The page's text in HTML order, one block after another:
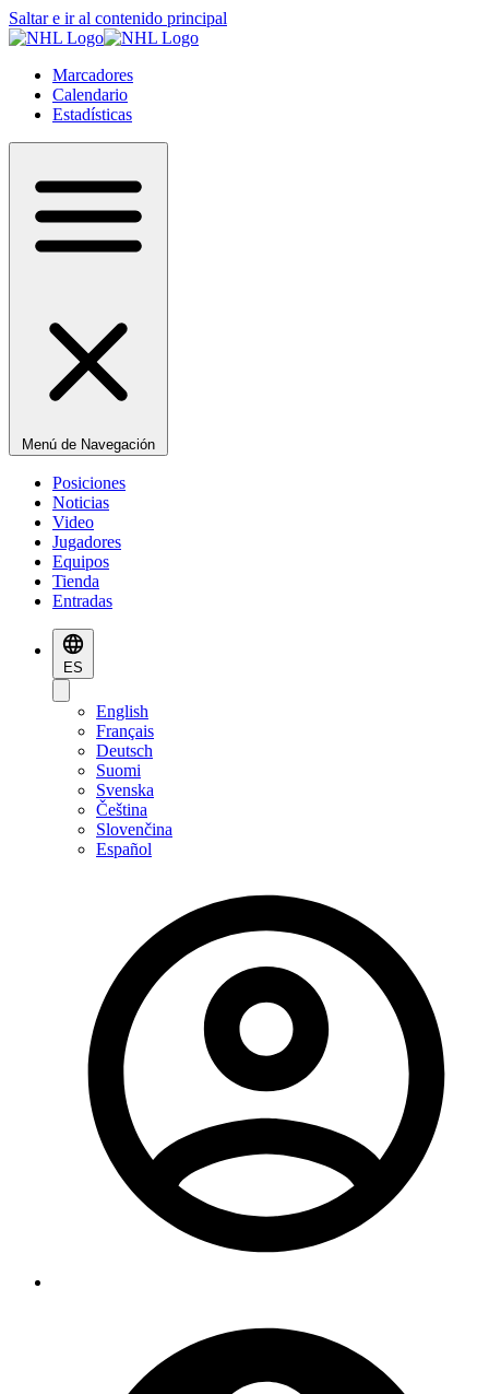
Saltar e ir al contenido principal
Marcadores
Calendario
Estadísticas
Menú de Navegación
Posiciones
Noticias
Video
Jugadores
Equipos
Tienda
Entradas
ES
English
Français
Deutsch
Suomi
Svenska
Čeština
Slovenčina
Español